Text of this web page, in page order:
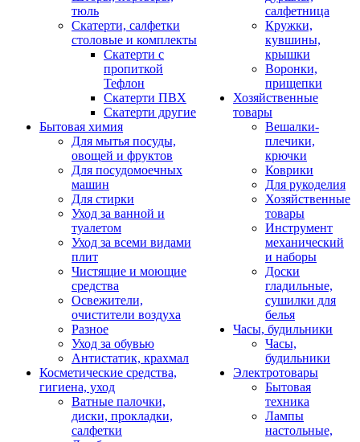
тюль
Скатерти, салфетки
столовые и комплекты
Скатерти с
пропиткой
Тефлон
Скатерти ПВХ
Скатерти другие
Бытовая химия
Для мытья посуды,
овощей и фруктов
Для посудомоечных
машин
Для стирки
Уход за ванной и
туалетом
Уход за всеми видами
плит
Чистящие и моющие
средства
Освежители,
очистители воздуха
Разное
Уход за обувью
Антистатик, крахмал
Косметические средства,
гигиена, уход
Ватные палочки,
диски, прокладки,
салфетки
салфетница
Кружки,
кувшины,
крышки
Воронки,
прищепки
Хозяйственные
товары
Вешалки-
плечики,
крючки
Коврики
Для рукоделия
Хозяйственные
товары
Инструмент
механический
и наборы
Доски
гладильные,
сушилки для
белья
Часы, будильники
Часы,
будильники
Электротовары
Бытовая
техника
Лампы
настольные,